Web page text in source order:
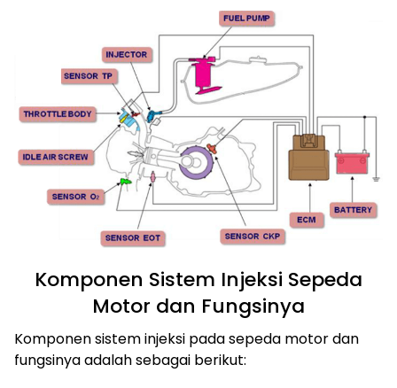
Komponen Sistem Injeksi Sepeda
Motor dan Fungsinya
Komponen sistem injeksi pada sepeda motor dan
fungsinya adalah sebagai berikut: